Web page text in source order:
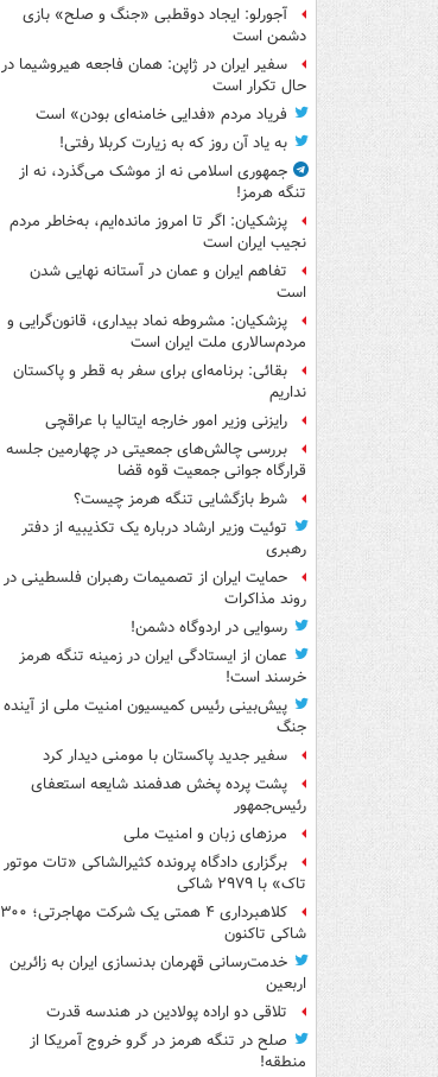
آجورلو: ایجاد دوقطبی «جنگ و صلح‌» بازی
دشمن است
سفیر ایران در ژاپن: همان فاجعه هیروشیما در
حال تکرار است
فریاد مردم «فدایی خامنه‌ای بودن» است
به یاد آن روز که به زیارت کربلا رفتی!
جمهوری اسلامی نه از موشک می‌گذرد، نه از
تنگه هرمز!
پزشکیان: اگر تا امروز مانده‌ایم، به‌خاطر مردم
نجیب ایران است
تفاهم ایران و عمان در آستانه نهایی شدن
است
پزشکیان: مشروطه نماد بیداری، قانون‌گرایی و
مردم‌سالاری ملت ایران است
بقائی: برنامه‌ای برای سفر به قطر و پاکستان
نداریم
رایزنی وزیر امور خارجه ایتالیا با عراقچی
بررسی چالش‌های جمعیتی در چهارمین جلسه
قرارگاه جوانی جمعیت قوه قضا
شرط بازگشایی تنگه هرمز چیست؟
توئیت وزیر ارشاد درباره یک تکذیبیه از دفتر
رهبری
حمایت ایران از تصمیمات رهبران فلسطینی در
روند مذاکرات
رسوایی در اردوگاه دشمن!
عمان از ایستادگی ایران در زمینه تنگه هرمز
خرسند است!
پیش‌بینی رئیس کمیسیون امنیت ملی از آینده
جنگ
سفیر جدید پاکستان با مومنی دیدار کرد
پشت پرده پخش هدفمند شایعه استعفای
رئیس‌جمهور
مرزهای زبان و امنیت ملی
برگزاری دادگاه پرونده کثیرالشاکی «تات موتور
تاک» با ۲۹۷۹ شاکی
کلاهبرداری ۴ همتی یک شرکت مهاجرتی؛ ۳۰۰
شاکی تاکنون
خدمت‌رسانی قهرمان بدنسازی ایران به زائرین
اربعین
تلاقی دو اراده پولادین در هندسه قدرت
صلح در تنگه هرمز در گرو خروج آمریکا از
منطقه!